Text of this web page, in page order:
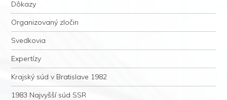
Dôkazy
Organizovaný zločin
Svedkovia
Expertízy
Krajský súd v Bratislave 1982
1983 Najvyšší súd SSR